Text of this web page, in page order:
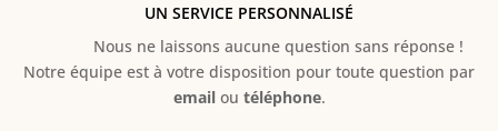
UN SERVICE PERSONNALISÉ
Nous ne laissons aucune question sans réponse !
Notre équipe est à votre disposition pour toute question par
emailou téléphone.